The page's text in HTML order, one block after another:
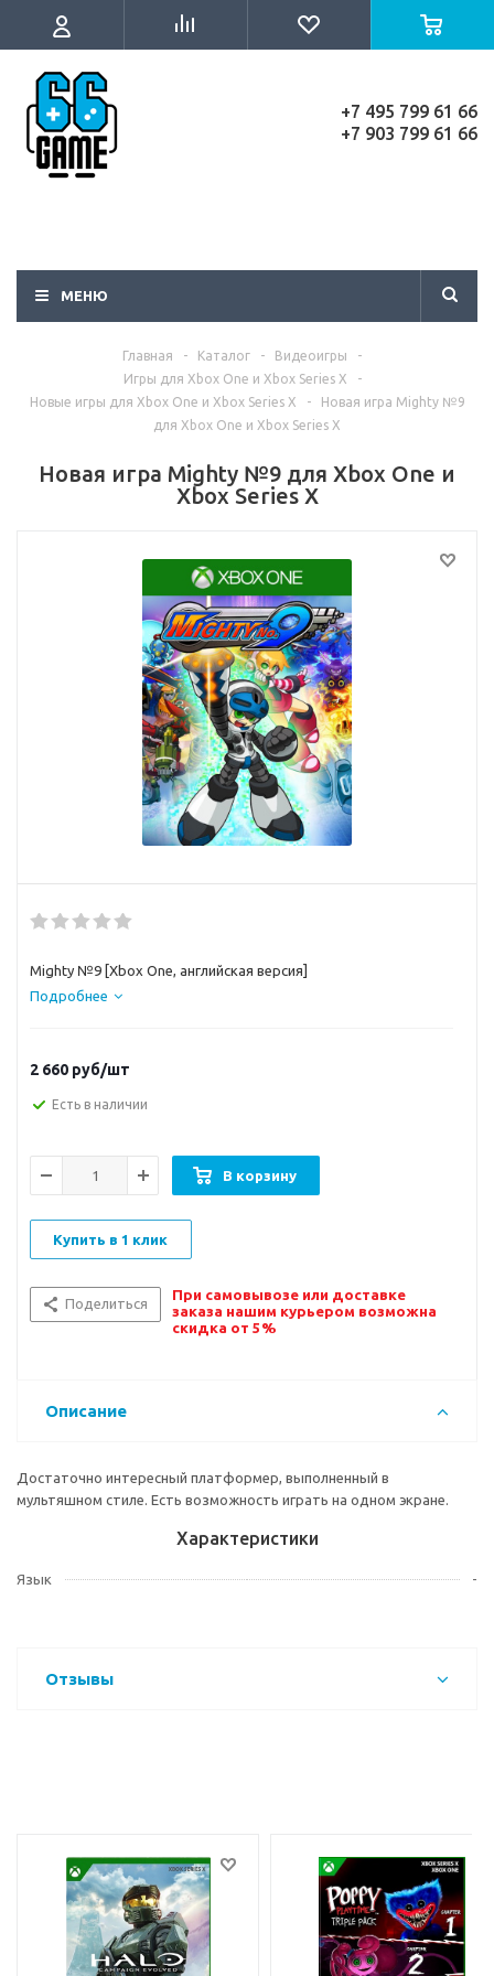
+7 495 799 61 66
+7 903 799 61 66
МЕНЮ
Главная - Каталог - Видеоигры
-
Игры для Xbox One и Xbox Series X
-
Новые игры для Xbox One и Xbox Series X
-
Новая игра Mighty №9
для Xbox One и Xbox Series X
Новая игра Mighty №9 для Xbox One и
Xbox Series X
Mighty №9 [Xbox One, английская версия]
Подробнее
2 660 руб/шт
Есть в наличии
В корзину
Купить в 1 клик
Поделиться
При самовывозе или доставке
заказа нашим курьером возможна
скидка от 5%
Описание
Достаточно интересный платформер, выполненный в
мультяшном стиле. Есть возможность играть на одном экране.
Характеристики
Язык -
Отзывы